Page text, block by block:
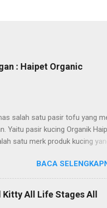
: Haipet Organic
salah satu pasir tofu yang
Yaitu pasir kucing Organik
satu merk produk kucing
Tree Furniture, Cat
lain-lain. Beberapa produk
Tirta Surya ini, ada Arthacat Cat
Bowl, Stratcher, dan masih
BACA
Kitty All Life Stages All